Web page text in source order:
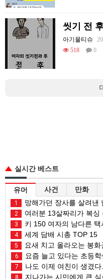
씻기 전
아기물티슈
518
0
실시간 베스트
유머 사건 만화
1 망해가던 장사를 살려낸
2 여러분 13살짜리가 복싱
3 키 150 여자의 남다른
4 세계 담배 시총 TOP 15
5 요새 치고 올라오는 봉화
6 요즘 늘고 있다는 초등
7 나도 이제 여친이 생겼다.
8 지나가는 시민에게 큰